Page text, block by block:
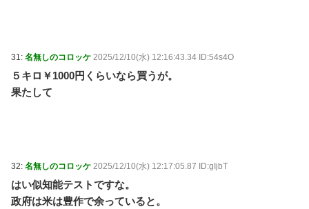
31: 名無しのコロッケ 2025/12/10(水) 12:16:43.34 ID:54s4O
５キロ￥1000円くらいなら買うが。
果たして
32: 名無しのコロッケ 2025/12/10(水) 12:17:05.87 ID:gIjbT
はい似知能テストですな。
政府は米は豊作で余っていると。